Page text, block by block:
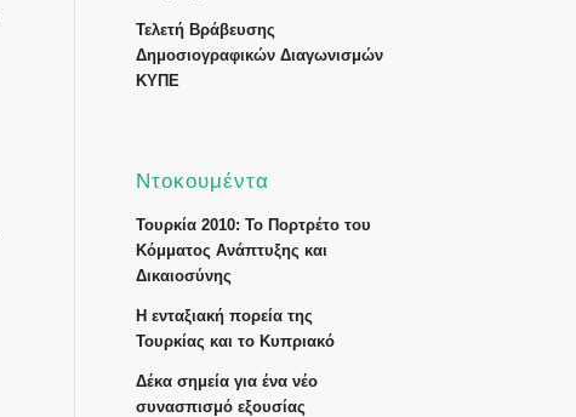
Τελετή Βράβευσης
Δημοσιογραφικών Διαγωνισμών
ΚΥΠΕ
Ντοκουμέντα
Τουρκία 2010: Το Πορτρέτο του
Κόμματος Ανάπτυξης και
Δικαιοσύνης
Η ενταξιακή πορεία της
Τουρκίας και το Κυπριακό
Δέκα σημεία για ένα νέο
συνασπισμό εξουσίας